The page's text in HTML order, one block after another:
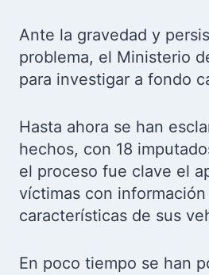
Ante la gravedad y
problema, el Ministerio
para investigar a fondo
Hasta ahora se han
hechos, con 18
el proceso fue clave el
víctimas con
características de sus
En poco tiempo se han